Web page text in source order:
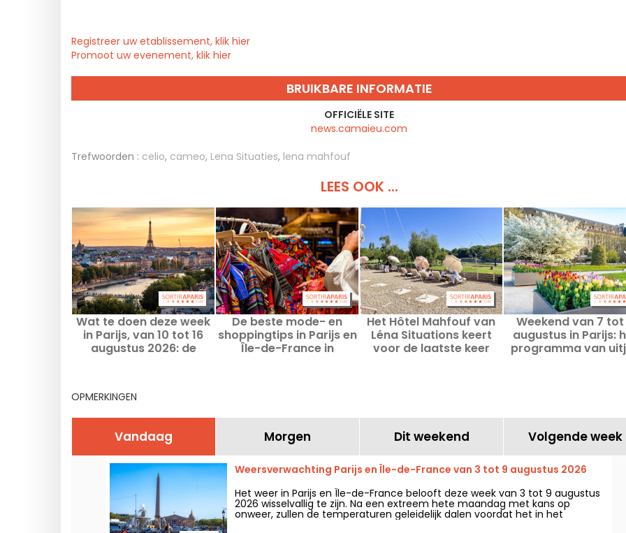
Registreer uw etablissement, klik hier
Promoot uw evenement, klik hier
BRUIKBARE INFORMATIE
OFFICIËLE SITE
news.camaieu.com
Trefwoorden : celio, cameo, Lena Situaties, lena mahfouf
LEES OOK ...
Wat te doen deze week
in Parijs, van 10 tot 16
augustus 2026: de
De beste mode- en
shoppingtips in Parijs en
Île-de-France in
Het Hôtel Mahfouf van
Léna Situations keert
voor de laatste keer
Weekend van 7 tot
augustus in Parijs:
programma van
OPMERKINGEN
Vandaag Morgen Dit weekend Volgende week
Weersverwachting Parijs en Île-de-France van 3 tot 9 augustus 2026
Het weer in Parijs en Île-de-France belooft deze week van 3 tot 9 augustus
2026 wisselvallig te zijn. Na een extreem hete maandag met kans op
onweer, zullen de temperaturen geleidelijk dalen voordat het in het